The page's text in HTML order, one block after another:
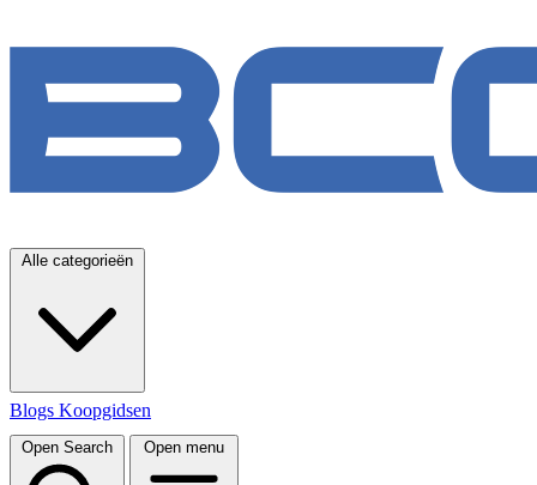
Alle categorieën
Blogs Koopgidsen
Open Search Open menu